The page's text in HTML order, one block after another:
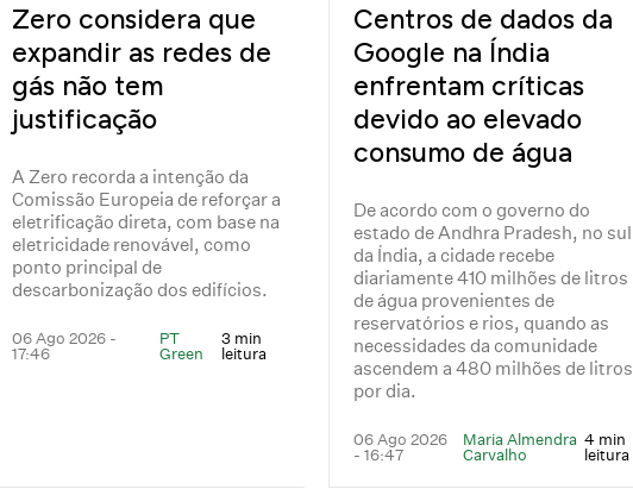
Zero considera que
expandir as redes de
gás não tem
justificação
A Zero recorda a intenção da
Comissão Europeia de reforçar a
eletrificação direta, com base na
eletricidade renovável, como
ponto principal de
descarbonização dos edifícios.
06 Ago 2026 -
17:46
PT
Green
3 min
leitura
Centros de dados da
Google na Índia
enfrentam críticas
devido ao elevado
consumo de água
De acordo com o governo do
estado de Andhra Pradesh, no sul
da Índia, a cidade recebe
diariamente 410 milhões de litros
de água provenientes de
reservatórios e rios, quando as
necessidades da comunidade
ascendem a 480 milhões de litros
por dia.
06 Ago 2026
- 16:47
Maria Almendra
Carvalho
4 min
leitura